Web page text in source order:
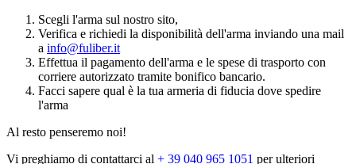
Scegli l'arma sul nostro sito,
Verifica e richiedi la disponibilità dell'arma inviando una mail
a info@fuliber.it
Effettua il pagamento dell'arma e le spese di trasporto con
corriere autorizzato tramite bonifico bancario.
Facci sapere qual è la tua armeria di fiducia dove spedire
l'arma
Al resto penseremo noi!
Vi preghiamo di contattarci al + 39 040 965 1051 per ulteriori